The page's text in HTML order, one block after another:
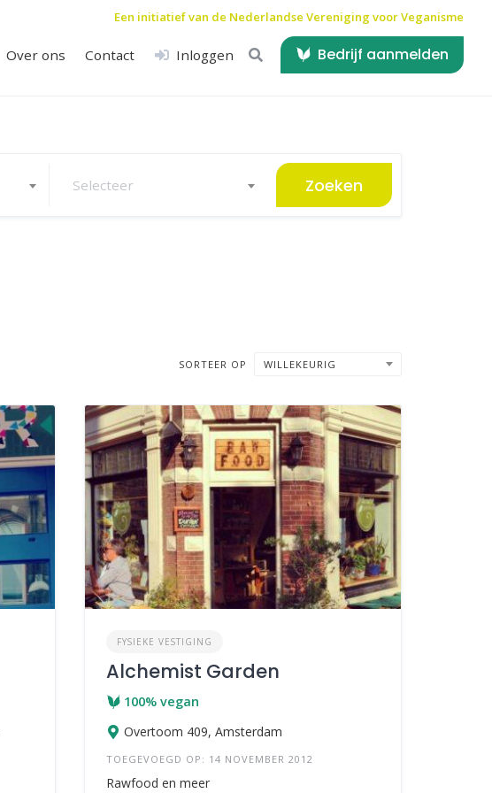
Een initiatief van de Nederlandse Vereniging voor Veganisme
Over ons Contact Inloggen Bedrijf aanmelden
Selecteer Zoeken
SORTEER OP WILLEKEURIG
FYSIEKE VESTIGING
Alchemist Garden
100% vegan
Overtoom 409, Amsterdam
TOEGEVOEGD OP: 14 NOVEMBER 2012
Rawfood en meer